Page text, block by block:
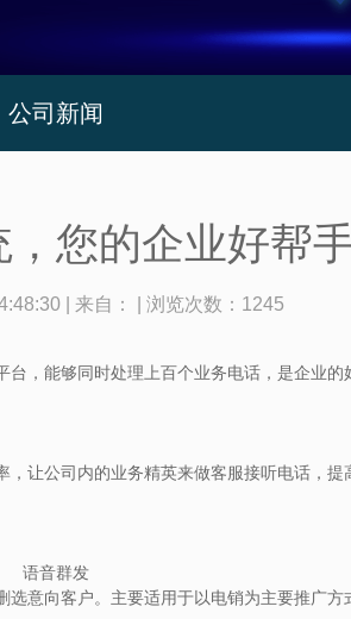
公司新闻
您的企业好帮
| 来自： | 浏览次数： 1245
能够同时处理上百个业务电话，是企业的
公司内的业务精英来做客服接听电话，提
语音群发
向客户。主要适用于以电销为主要推广方